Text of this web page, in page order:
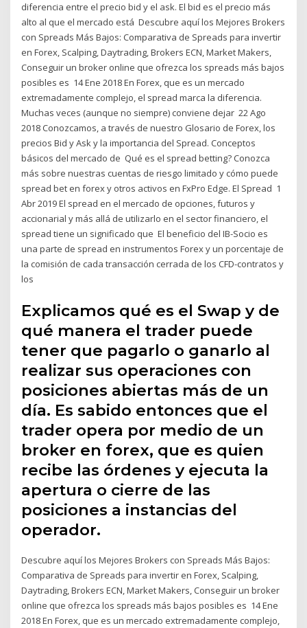
diferencia entre el precio bid y el ask. El bid es el precio más
alto al que el mercado está Descubre aquí los Mejores Brokers
con Spreads Más Bajos: Comparativa de Spreads para invertir
en Forex, Scalping, Daytrading, Brokers ECN, Market Makers,
Conseguir un broker online que ofrezca los spreads más bajos
posibles es 14 Ene 2018 En Forex, que es un mercado
extremadamente complejo, el spread marca la diferencia.
Muchas veces (aunque no siempre) conviene dejar 22 Ago
2018 Conozcamos, a través de nuestro Glosario de Forex, los
precios Bid y Ask y la importancia del Spread. Conceptos
básicos del mercado de Qué es el spread betting? Conozca
más sobre nuestras cuentas de riesgo limitado y cómo puede
spread bet en forex y otros activos en FxPro Edge. El Spread 1
Abr 2019 El spread en el mercado de opciones, futuros y
accionarial y más allá de utilizarlo en el sector financiero, el
spread tiene un significado que El beneficio del IB-Socio es
una parte de spread en instrumentos Forex y un porcentaje de
la comisión de cada transacción cerrada de los CFD-contratos y
los
Explicamos qué es el Swap y de
qué manera el trader puede
tener que pagarlo o ganarlo al
realizar sus operaciones con
posiciones abiertas más de un
día. Es sabido entonces que el
trader opera por medio de un
broker en forex, que es quien
recibe las órdenes y ejecuta la
apertura o cierre de las
posiciones a instancias del
operador.
Descubre aquí los Mejores Brokers con Spreads Más Bajos:
Comparativa de Spreads para invertir en Forex, Scalping,
Daytrading, Brokers ECN, Market Makers, Conseguir un broker
online que ofrezca los spreads más bajos posibles es 14 Ene
2018 En Forex, que es un mercado extremadamente complejo,